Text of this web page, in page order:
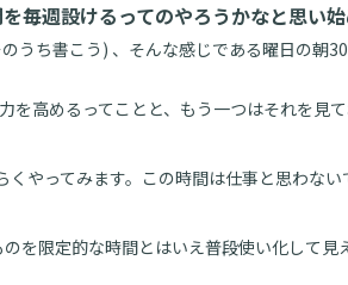
毎週設けるってのやろうかなと思い
うち書こう) 、そんな感じである曜日の朝
高めるってことと、もう一つはそれを見
やってみます。この時間は仕事と思わな
を限定的な時間とはいえ普段使い化して